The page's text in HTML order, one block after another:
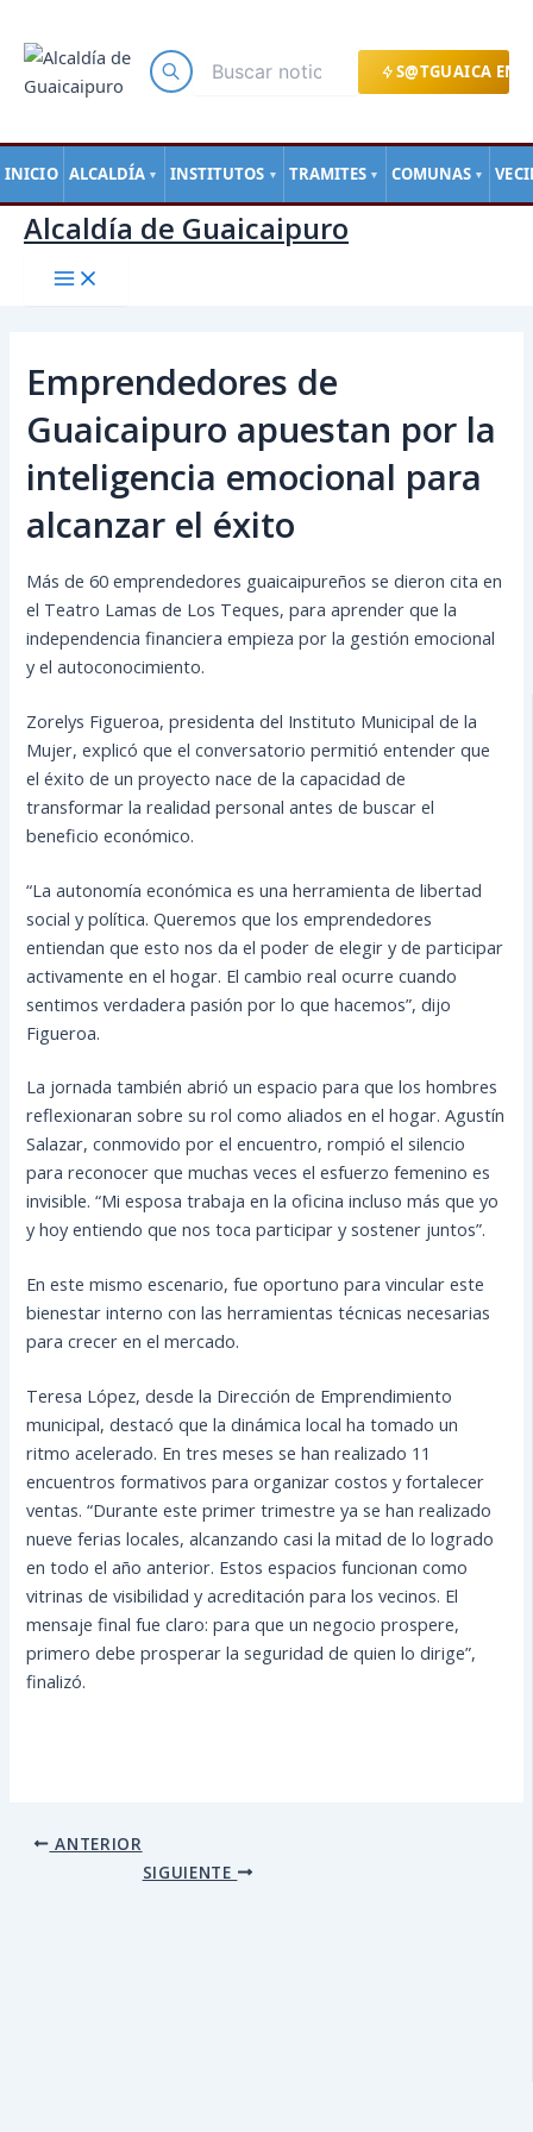
S@TGUAICA EN
INICIO ALCALDÍA ▼ INSTITUTOS ▼ TRAMITES ▼ COMUNAS ▼
contenido
Alcaldía de Guaicaipuro
Emprendedores de
Guaicaipuro apuestan por la
inteligencia emocional para
alcanzar el éxito
Más de 60 emprendedores guaicaipureños se dieron cita en
el Teatro Lamas de Los Teques, para aprender que la
independencia financiera empieza por la gestión emocional
y el autoconocimiento.
Zorelys Figueroa, presidenta del Instituto Municipal de la
Mujer, explicó que el conversatorio permitió entender que
el éxito de un proyecto nace de la capacidad de
transformar la realidad personal antes de buscar el
beneficio económico.
“La autonomía económica es una herramienta de libertad
social y política. Queremos que los emprendedores
entiendan que esto nos da el poder de elegir y de participar
activamente en el hogar. El cambio real ocurre cuando
sentimos verdadera pasión por lo que hacemos”, dijo
Figueroa.
La jornada también abrió un espacio para que los hombres
reflexionaran sobre su rol como aliados en el hogar. Agustín
Salazar, conmovido por el encuentro, rompió el silencio
para reconocer que muchas veces el esfuerzo femenino es
invisible. “Mi esposa trabaja en la oficina incluso más que yo
y hoy entiendo que nos toca participar y sostener juntos”.
En este mismo escenario, fue oportuno para vincular este
bienestar interno con las herramientas técnicas necesarias
para crecer en el mercado.
Teresa López, desde la Dirección de Emprendimiento
municipal, destacó que la dinámica local ha tomado un
ritmo acelerado. En tres meses se han realizado 11
encuentros formativos para organizar costos y fortalecer
ventas. “Durante este primer trimestre ya se han realizado
nueve ferias locales, alcanzando casi la mitad de lo logrado
en todo el año anterior. Estos espacios funcionan como
vitrinas de visibilidad y acreditación para los vecinos. El
mensaje final fue claro: para que un negocio prospere,
primero debe prosperar la seguridad de quien lo dirige”,
finalizó.
de
entradas
ANTERIOR
SIGUIENTE